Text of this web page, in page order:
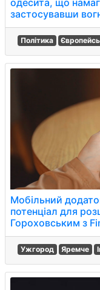
одесита, що
застосувавши
Політика
Мобільний
потенціал для
Гороховським з
Ужгород Яремче